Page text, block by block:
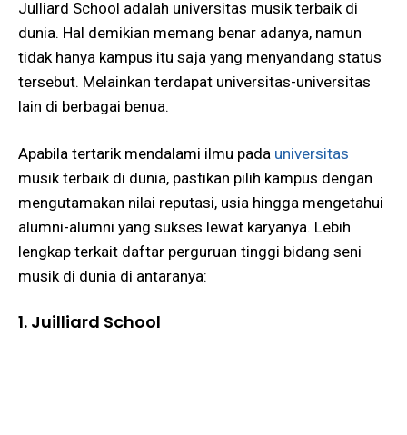
Julliard School adalah universitas musik terbaik di
dunia. Hal demikian memang benar adanya, namun
tidak hanya kampus itu saja yang menyandang status
tersebut. Melainkan terdapat universitas-universitas
lain di berbagai benua.
Apabila tertarik mendalami ilmu pada universitas
musik terbaik di dunia, pastikan pilih kampus dengan
mengutamakan nilai reputasi, usia hingga mengetahui
alumni-alumni yang sukses lewat karyanya. Lebih
lengkap terkait daftar perguruan tinggi bidang seni
musik di dunia di antaranya:
1. Juilliard School